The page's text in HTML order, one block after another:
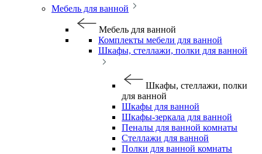
Мебель для ванной
Мебель для ванной
Комплекты мебели для ванной
Шкафы, стеллажи, полки для ванной
Шкафы, стеллажи, полки
для ванной
Шкафы для ванной
Шкафы-зеркала для ванной
Пеналы для ванной комнаты
Стеллажи для ванной
Полки для ванной комнаты